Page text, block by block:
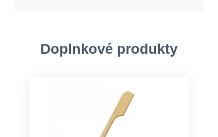
Doplnkové produkty